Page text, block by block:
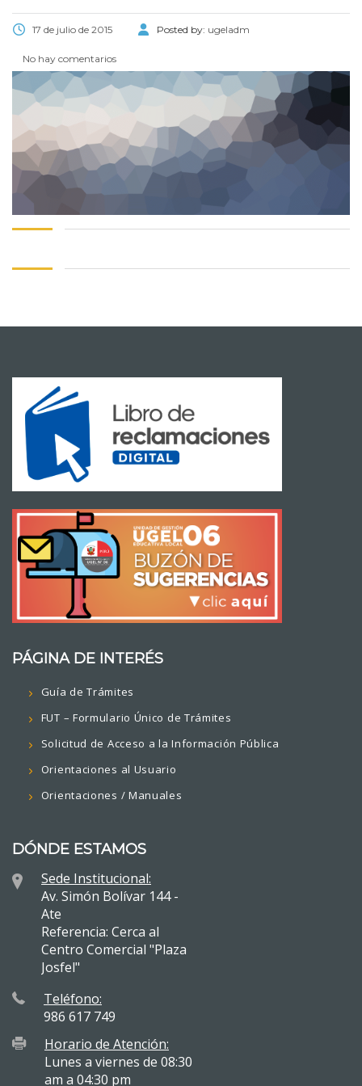
17 de julio de 2015 Posted by: ugeladm
No hay comentarios
PÁGINA DE INTERÉS
Guía de Trámites
FUT – Formulario Único de Trámites
Solicitud de Acceso a la Información Pública
Orientaciones al Usuario
Orientaciones / Manuales
DÓNDE ESTAMOS
Sede Institucional:
Av. Simón Bolívar 144 -
Ate
Referencia: Cerca al
Centro Comercial "Plaza
Josfel"
Teléfono:
986 617 749
Horario de Atención:
Lunes a viernes de 08:30
am a 04:30 pm